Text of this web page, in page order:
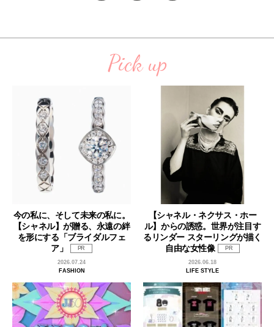
Pick up
今の私に、そして未来の私に。
【シャネル】が贈る、永遠の絆
を形にする「ブライダルフェ
ア」
PR
2026.07.24
FASHION
【シャネル・ネクサス・ホー
ル】からの誘惑。世界が注目す
るリンダー スターリングが描く
自由な女性像
PR
2026.06.18
LIFE STYLE